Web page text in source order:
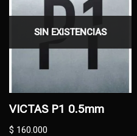
SIN EXISTENCIAS
VICTAS P1 0.5mm
$ 160.000